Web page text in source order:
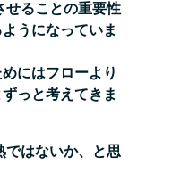
ることの重要性
うになっていま
にはフローより
っと考えてきま
はないか、と思